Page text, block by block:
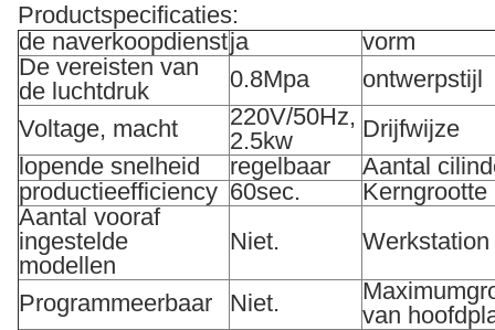
Productspecificaties:
de naverkoopdienstja
vorm
De vereisten van
de luchtdruk
0.8Mpa
ontwerpstijl
Voltage, macht
220V/50Hz,
2.5kw
Drijfwijze
lopende snelheid
regelbaar
Aantal
productieefficiency 60sec.
Kerngrootte
Aantal vooraf
ingestelde
modellen
Niet. Werkstation
Programmeerbaar Niet.
van